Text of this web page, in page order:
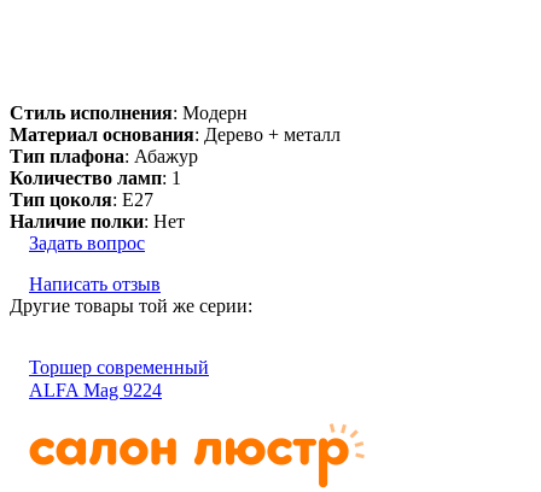
Стиль исполнения: Модерн
Материал основания: Дерево + металл
Тип плафона: Абажур
Количество ламп: 1
Тип цоколя: E27
Наличие полки: Нет
Задать вопрос
Написать отзыв
Другие товары той же серии:
Торшер современный
ALFA Mag 9224